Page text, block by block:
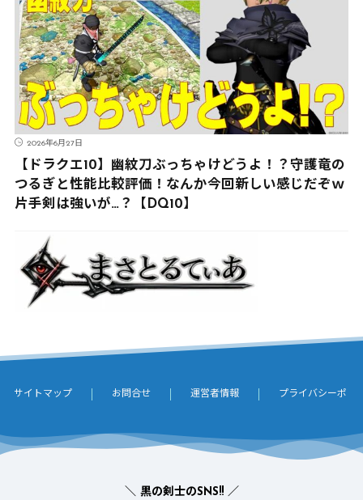
2026年6月27日
【ドラクエ10】幽紋刀ぶっちゃけどうよ！？守護竜の
つるぎと性能比較評価！なんか今回新しい感じだぞｗ
片手剣は強いが…？【DQ10】
サイトマップ お問合せ 運営者情報 プライバシーポリ
＼ 黒の剣士のSNS!! ／